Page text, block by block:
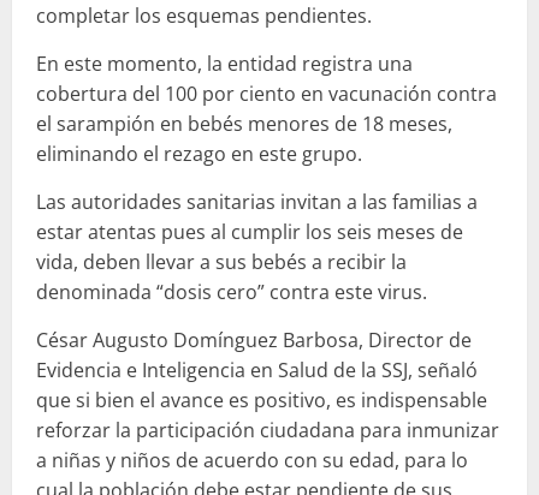
completar los esquemas pendientes.
En este momento, la entidad registra una
cobertura del 100 por ciento en vacunación contra
el sarampión en bebés menores de 18 meses,
eliminando el rezago en este grupo.
Las autoridades sanitarias invitan a las familias a
estar atentas pues al cumplir los seis meses de
vida, deben llevar a sus bebés a recibir la
denominada “dosis cero” contra este virus.
César Augusto Domínguez Barbosa, Director de
Evidencia e Inteligencia en Salud de la SSJ, señaló
que si bien el avance es positivo, es indispensable
reforzar la participación ciudadana para inmunizar
a niñas y niños de acuerdo con su edad, para lo
cual la población debe estar pendiente de sus